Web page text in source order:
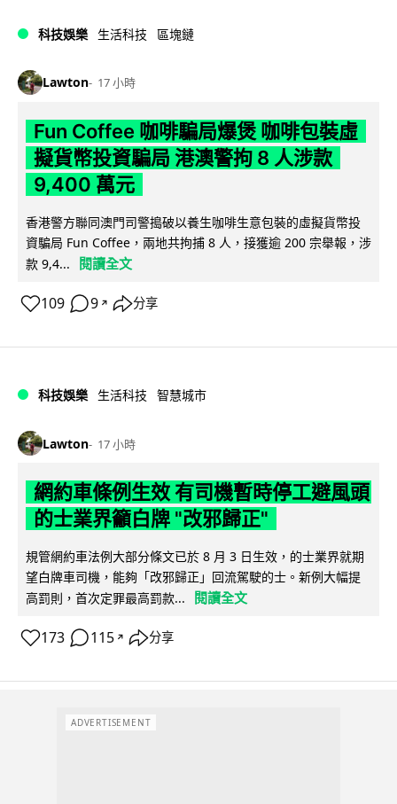
科技娛樂 生活科技 區塊鏈
Lawton 17 小時
Fun Coffee 咖啡騙局爆煲 咖啡包裝虛
擬貨幣投資騙局 港澳警拘 8 人涉款
9,400 萬元
香港警方聯同澳門司警搗破以養生咖啡生意包裝的虛擬貨幣投
資騙局 Fun Coffee，兩地共拘捕 8 人，接獲逾 200 宗舉報，涉
款 9,4...
閱讀全文
109 9 ↗ 分享
科技娛樂 生活科技 智慧城市
Lawton 17 小時
網約車條例生效 有司機暫時停工避風頭
的士業界籲白牌 "改邪歸正"
規管網約車法例大部分條文已於 8 月 3 日生效，的士業界就期
望白牌車司機，能夠「改邪歸正」回流駕駛的士。新例大幅提
高罰則，首次定罪最高罰款...
閱讀全文
173 115 ↗ 分享
ADVERTISEMENT